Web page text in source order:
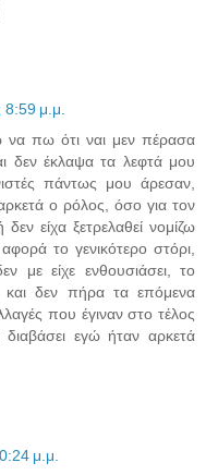
8:59 μ.μ.
να πω ότι ναι μεν πέρασα
δεν έκλαψα τα λεφτά μου
πάντως μου άρεσαν,
ο ρόλος, όσο για τον
είχα ξετρελαθεί νομίζω
το γενικότερο στόρι,
με είχε ενθουσιάσει, το
και δεν πήρα τα επόμενα
που έγιναν στο τέλος
εγώ ήταν αρκετά
μ.μ.